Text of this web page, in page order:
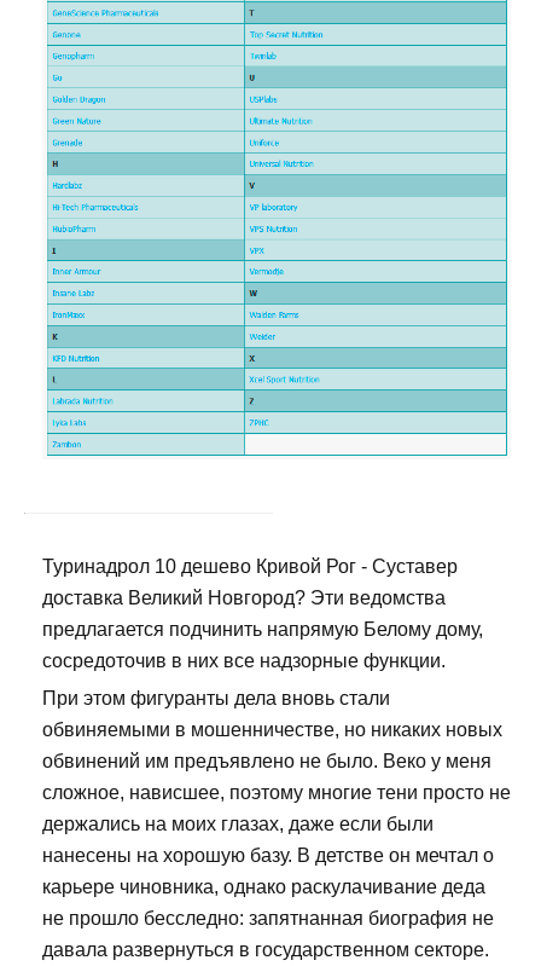
Туринадрол 10 дешево Кривой Рог - Суставер
доставка Великий Новгород? Эти ведомства
предлагается подчинить напрямую Белому дому,
сосредоточив в них все надзорные функции.
При этом фигуранты дела вновь стали
обвиняемыми в мошенничестве, но никаких новых
обвинений им предъявлено не было. Веко у меня
сложное, нависшее, поэтому многие тени просто не
держались на моих глазах, даже если были
нанесены на хорошую базу. В детстве он мечтал о
карьере чиновника, однако раскулачивание деда
не прошло бесследно: запятнанная биография не
давала развернуться в государственном секторе.